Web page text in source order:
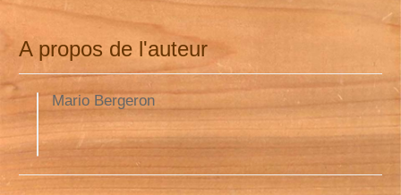
A propos de l'auteur
Mario Bergeron